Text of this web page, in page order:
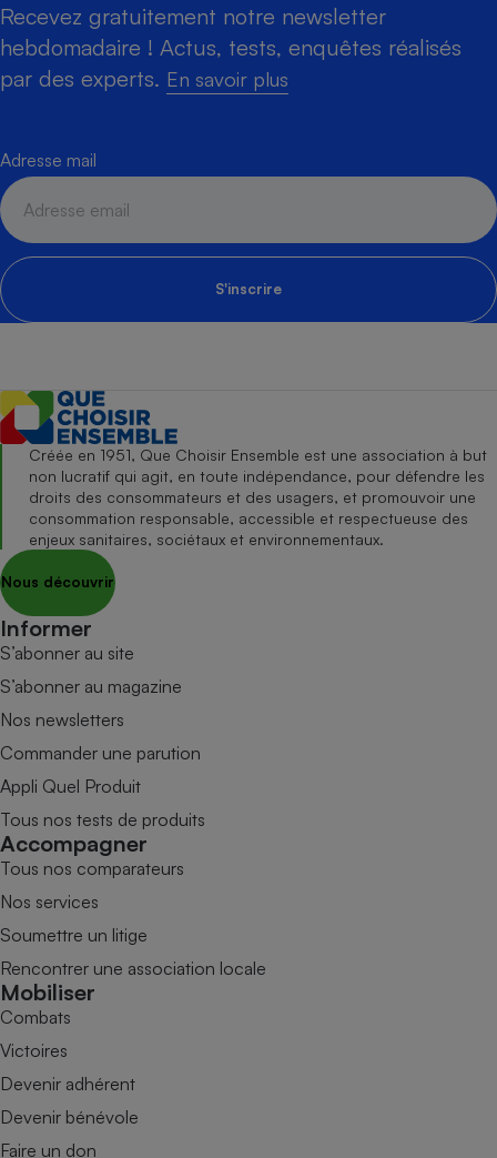
Recevez gratuitement notre newsletter
hebdomadaire ! Actus, tests, enquêtes réalisés
par des experts. En savoir plus
Adresse mail
S'inscrire
Créée en 1951, Que Choisir Ensemble est une association à but
non lucratif qui agit, en toute indépendance, pour défendre les
droits des consommateurs et des usagers, et promouvoir une
consommation responsable, accessible et respectueuse des
enjeux sanitaires, sociétaux et environnementaux.
Nous découvrir
Informer
S’abonner au site
S’abonner au magazine
Nos newsletters
Commander une parution
Appli Quel Produit
Tous nos tests de produits
Accompagner
Tous nos comparateurs
Nos services
Soumettre un litige
Rencontrer une association locale
Mobiliser
Combats
Victoires
Devenir adhérent
Devenir bénévole
Faire un don